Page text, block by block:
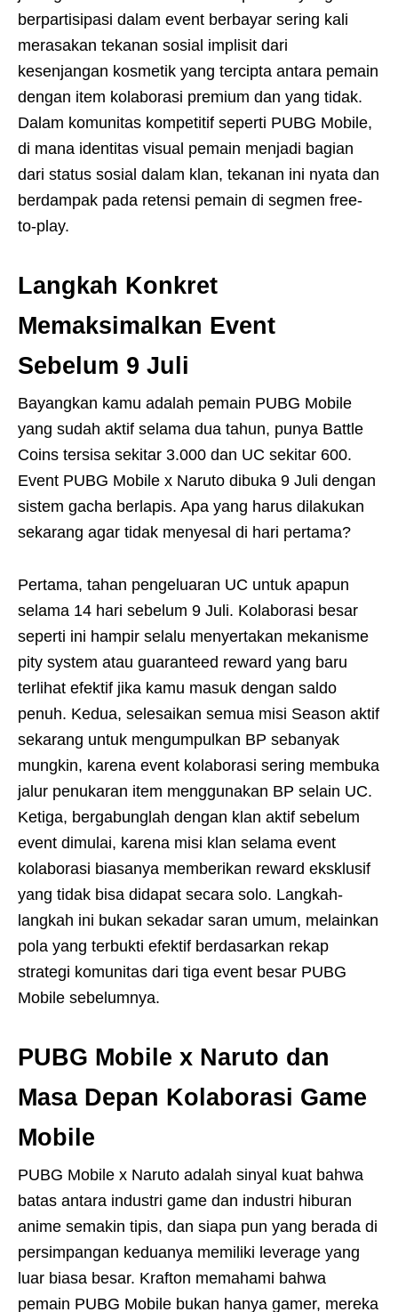
berpartisipasi dalam event berbayar sering kali
merasakan tekanan sosial implisit dari
kesenjangan kosmetik yang tercipta antara pemain
dengan item kolaborasi premium dan yang tidak.
Dalam komunitas kompetitif seperti PUBG Mobile,
di mana identitas visual pemain menjadi bagian
dari status sosial dalam klan, tekanan ini nyata dan
berdampak pada retensi pemain di segmen free-
to-play.
Langkah Konkret
Memaksimalkan Event
Sebelum 9 Juli
Bayangkan kamu adalah pemain PUBG Mobile
yang sudah aktif selama dua tahun, punya Battle
Coins tersisa sekitar 3.000 dan UC sekitar 600.
Event PUBG Mobile x Naruto dibuka 9 Juli dengan
sistem gacha berlapis. Apa yang harus dilakukan
sekarang agar tidak menyesal di hari pertama?
Pertama, tahan pengeluaran UC untuk apapun
selama 14 hari sebelum 9 Juli. Kolaborasi besar
seperti ini hampir selalu menyertakan mekanisme
pity system atau guaranteed reward yang baru
terlihat efektif jika kamu masuk dengan saldo
penuh. Kedua, selesaikan semua misi Season aktif
sekarang untuk mengumpulkan BP sebanyak
mungkin, karena event kolaborasi sering membuka
jalur penukaran item menggunakan BP selain UC.
Ketiga, bergabunglah dengan klan aktif sebelum
event dimulai, karena misi klan selama event
kolaborasi biasanya memberikan reward eksklusif
yang tidak bisa didapat secara solo. Langkah-
langkah ini bukan sekadar saran umum, melainkan
pola yang terbukti efektif berdasarkan rekap
strategi komunitas dari tiga event besar PUBG
Mobile sebelumnya.
PUBG Mobile x Naruto dan
Masa Depan Kolaborasi Game
Mobile
PUBG Mobile x Naruto adalah sinyal kuat bahwa
batas antara industri game dan industri hiburan
anime semakin tipis, dan siapa pun yang berada di
persimpangan keduanya memiliki leverage yang
luar biasa besar. Krafton memahami bahwa
pemain PUBG Mobile bukan hanya gamer, mereka